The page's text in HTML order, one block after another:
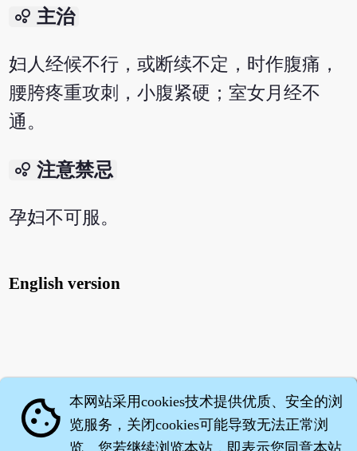
bubble_chart 主治
妇人经候不行，或断续不定，时作腹痛，
腰胯疼重攻刺，小腹紧硬；室女月经不
通。
bubble_chart 注意禁忌
孕妇不可服。
English version
cookie 本网站采用cookies技术提供优质、安全的浏
览服务，关闭cookies可能导致无法正常浏
览。您若继续浏览本站，即表示您同意本站